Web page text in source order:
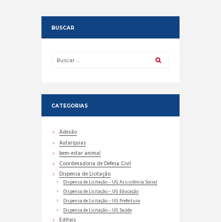
BUSCAR
CATEGORIAS
Adesão
Autarquias
bem-estar animal
Coordenadoria de Defesa Civil
Dispensa de Licitação
Dispensa de Licitação – UG Assistência Social
Dispensa de Licitação – UG Educação
Dispensa de Licitação – UG Prefeitura
Dispensa de Licitação – UG Saúde
Editais